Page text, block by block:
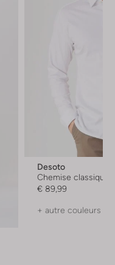
Desoto
Chemise classique
€ 89,99
+ autre couleurs